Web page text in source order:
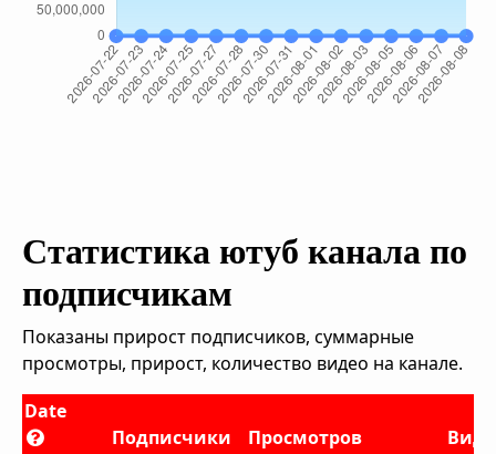
Статистика ютуб канала по
подписчикам
Показаны прирост подписчиков, суммарные
просмотры, прирост, количество видео на канале.
Date
Подписчики
Просмотров